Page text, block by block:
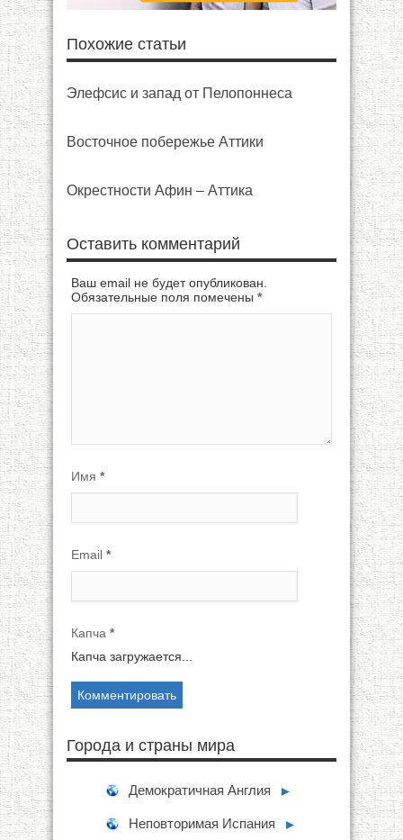
Похожие статьи
Элефсис и запад от Пелопоннеса
Восточное побережье Аттики
Окрестности Афин – Аттика
Оставить комментарий
Ваш email не будет опубликован.
Обязательные поля помечены *
Имя *
Email *
Капча *
Капча загружается...
Города и страны мира
Демократичная Англия ►
Неповторимая Испания ►